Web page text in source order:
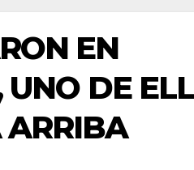
EN
DE
ARRIBA